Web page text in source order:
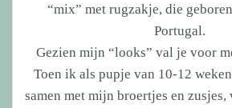
“mix” met rugzakje, die
Portugal.
Gezien mijn “looks” val je
Toen ik als pupje van 10-12
samen met mijn broertjes en